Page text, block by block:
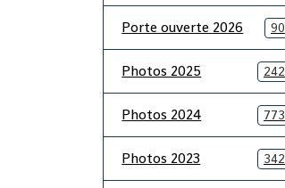
Porte ouverte 2026 90
Photos 2025 242
Photos 2024 773
Photos 2023 342